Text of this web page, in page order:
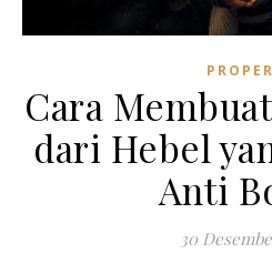
Cara
dari Hebel
Anti
30